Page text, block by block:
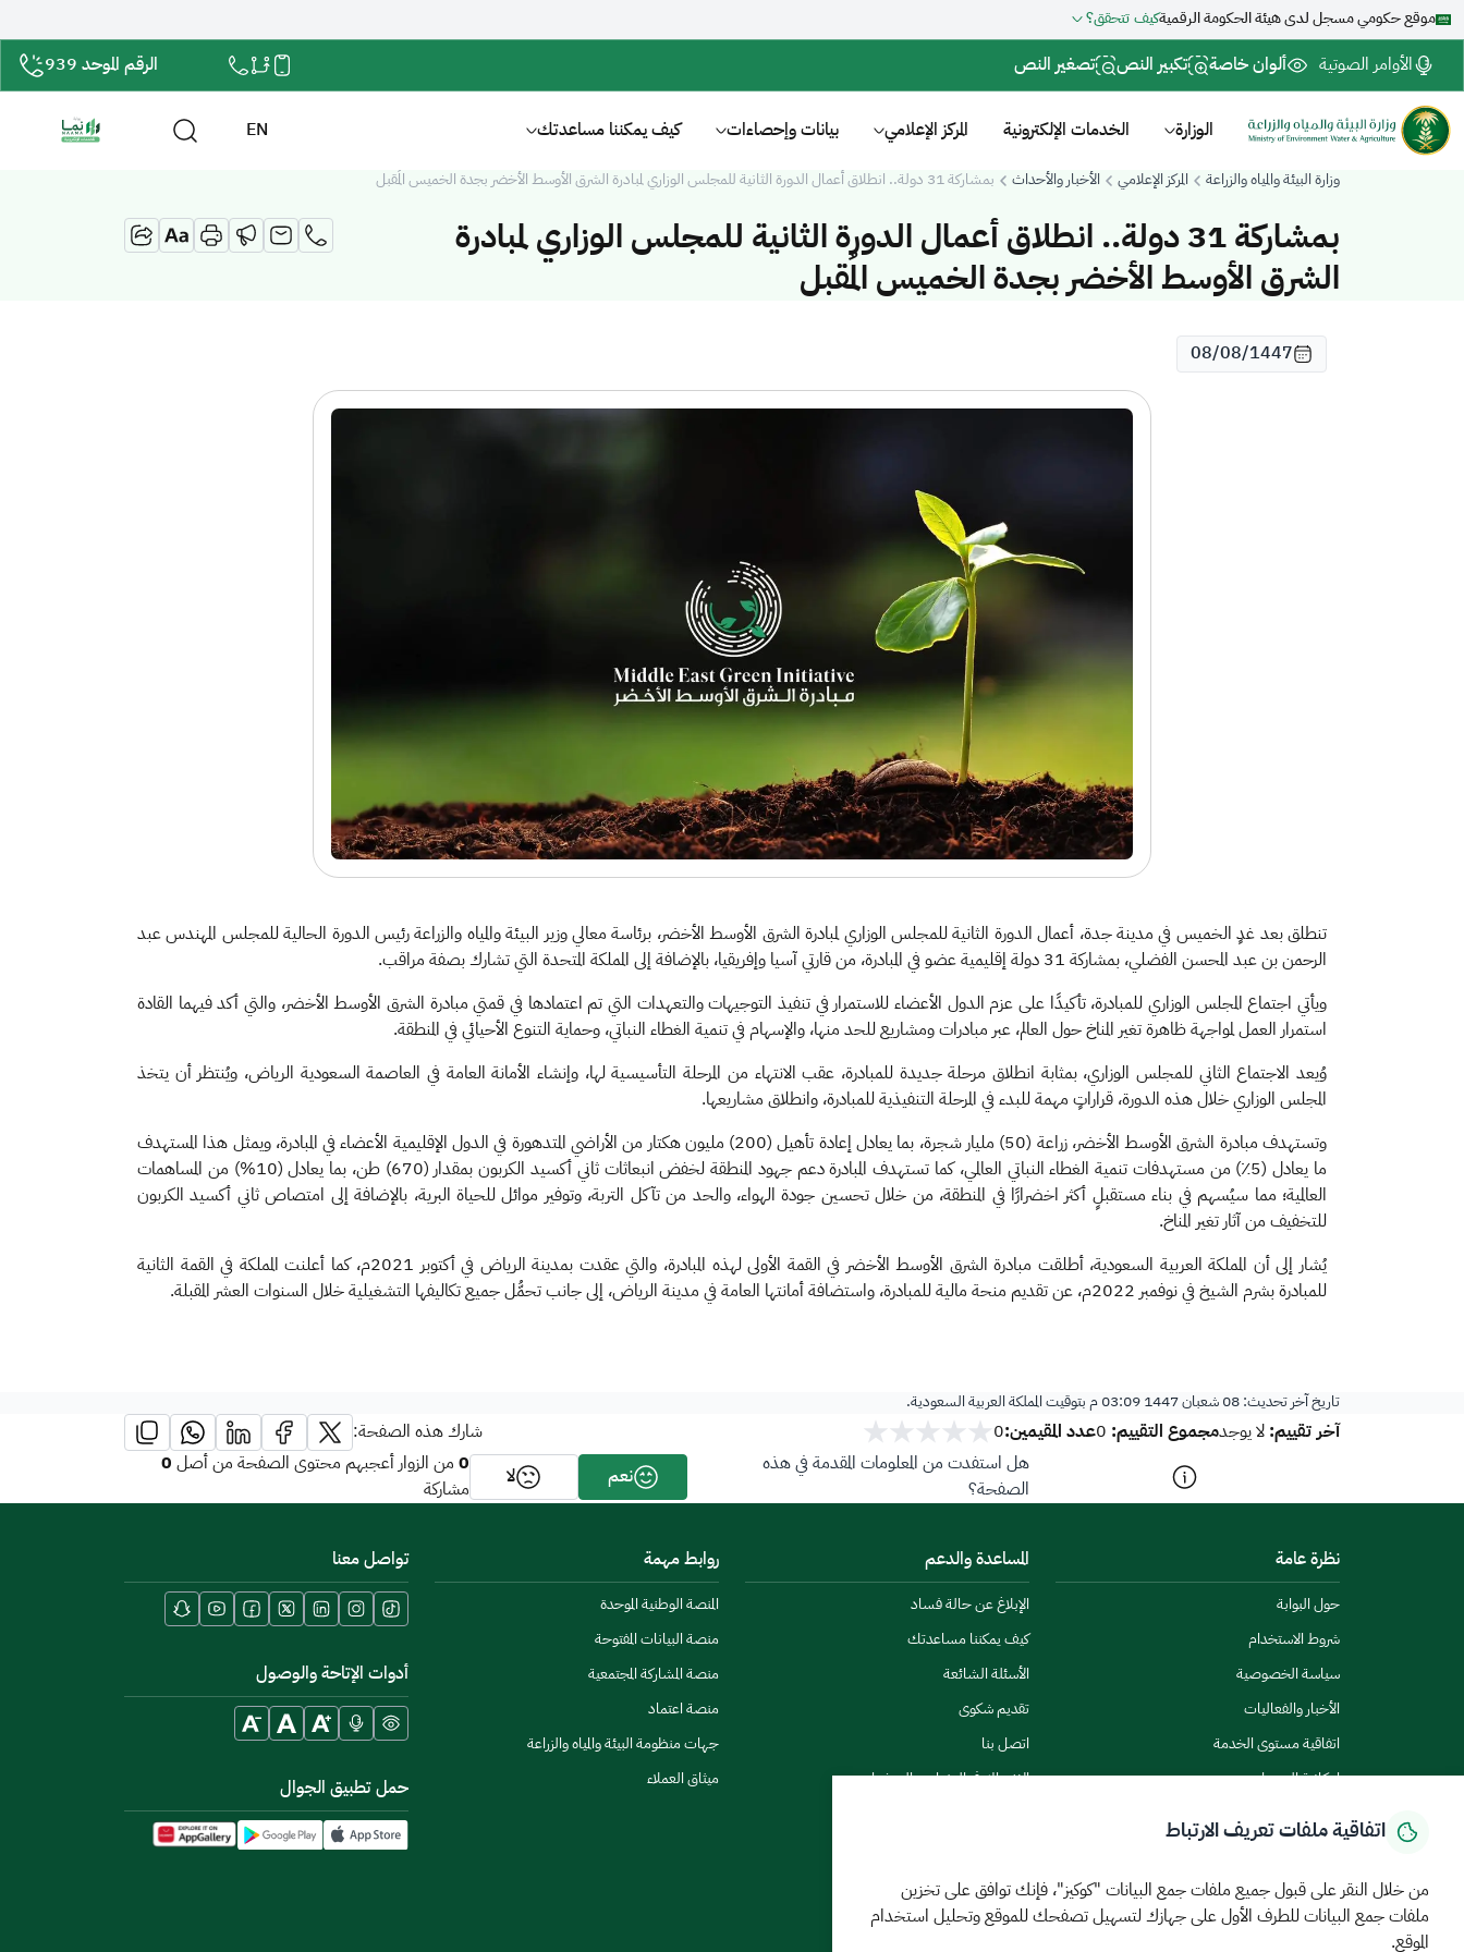
موقع حكومي مسجل لدى هيئة الحكومة الرقميةكيف تتحقق؟
الأوامر الصوتية ألوان خاصة تكبير النص تصغير النص الرقم الموحد 939
الوزارة الخدمات الإلكترونية المركز الإعلامي بيانات وإحصاءات كيف يمكننا مساعدتك EN
وزارة البيئة والمياه والزراعة المركز الإعلامي الأخبار والأحداث بمشاركة 31 دولة.. انطلاق أعمال الدورة الثانية للمجلس الوزاري لمبادرة الشرق الأوسط الأخضر بجدة الخميس المُقبل
بمشاركة 31 دولة.. انطلاق أعمال الدورة الثانية للمجلس الوزاري لمبادرة
الشرق الأوسط الأخضر بجدة الخميس المُقبل
08/08/1447
تنطلق بعد غدٍ الخميس في مدينة جدة، أعمال الدورة الثانية للمجلس الوزاري لمبادرة الشرق الأوسط الأخضر، برئاسة معالي وزير البيئة والمياه والزراعة رئيس الدورة الحالية للمجلس المهندس عبد
الرحمن بن عبد المحسن الفضلي، بمشاركة 31 دولة إقليمية عضو في المبادرة، من قارتي آسيا وإفريقيا، بالإضافة إلى المملكة المتحدة التي تشارك بصفة مراقب.
ويأتي اجتماع المجلس الوزاري للمبادرة، تأكيدًا على عزم الدول الأعضاء للاستمرار في تنفيذ التوجيهات والتعهدات التي تم اعتمادها في قمتي مبادرة الشرق الأوسط الأخضر، والتي أكد فيهما القادة
استمرار العمل لمواجهة ظاهرة تغير المناخ حول العالم، عبر مبادرات ومشاريع للحد منها، والإسهام في تنمية الغطاء النباتي، وحماية التنوع الأحيائي في المنطقة.
وُيعد الاجتماع الثاني للمجلس الوزاري، بمثابة انطلاق مرحلة جديدة للمبادرة، عقب الانتهاء من المرحلة التأسيسية لها، وإنشاء الأمانة العامة في العاصمة السعودية الرياض، ويُنتظر أن يتخذ
المجلس الوزاري خلال هذه الدورة، قراراتٍ مهمة للبدء في المرحلة التنفيذية للمبادرة، وانطلاق مشاريعها.
وتستهدف مبادرة الشرق الأوسط الأخضر، زراعة (50) مليار شجرة، بما يعادل إعادة تأهيل (200) مليون هكتار من الأراضي المتدهورة في الدول الإقليمية الأعضاء في المبادرة، ويمثل هذا المستهدف
ما يعادل (5٪) من مستهدفات تنمية الغطاء النباتي العالمي، كما تستهدف المبادرة دعم جهود المنطقة لخفض انبعاثات ثاني أكسيد الكربون بمقدار (670) طن، بما يعادل (10%) من المساهمات
العالمية؛ مما سيُسهم في بناء مستقبلٍ أكثر اخضرارًا في المنطقة، من خلال تحسين جودة الهواء، والحد من تآكل التربة، وتوفير موائل للحياة البرية، بالإضافة إلى امتصاص ثاني أكسيد الكربون
للتخفيف من آثار تغير المناخ.
يُشار إلى أن المملكة العربية السعودية، أطلقت مبادرة الشرق الأوسط الأخضر في القمة الأولى لهذه المبادرة، والتي عقدت بمدينة الرياض في أكتوبر 2021م، كما أعلنت المملكة في القمة الثانية
للمبادرة بشرم الشيخ في نوفمبر 2022م، عن تقديم منحة مالية للمبادرة، واستضافة أمانتها العامة في مدينة الرياض، إلى جانب تحمُّل جميع تكاليفها التشغيلية خلال السنوات العشر المقبلة.
تاريخ آخر تحديث:08 شعبان 1447 03:09 م بتوقيت المملكة العربية السعودية.
آخر تقييم:لا يوجدمجموع التقييم: 0عدد المقيمين:0
شارك هذه الصفحة:
هل استفدت من المعلومات المقدمة في هذه
الصفحة؟
نعم لا 0من الزوار أعجبهم محتوى الصفحة من أصل0
مشاركة
نظرة عامة
حول البوابة
شروط الاستخدام
سياسة الخصوصية
الأخبار والفعاليات
اتفاقية مستوى الخدمة
إمكانية الوصول
المساعدة والدعم
الإبلاغ عن حالة فساد
كيف يمكننا مساعدتك
الأسئلة الشائعة
تقديم شكوى
اتصل بنا
الاشتراك في النشرات والتحذيرات
روابط مهمة
المنصة الوطنية الموحدة
منصة البيانات المفتوحة
منصة المشاركة المجتمعية
منصة اعتماد
جهات منظومة البيئة والمياه والزراعة
ميثاق العملاء
تواصل معنا
أدوات الإتاحة والوصول
حمل تطبيق الجوال
اتفاقية ملفات تعريف الارتباط
من خلال النقر على قبول جميع ملفات جمع البيانات "كوكيز"، فإنك توافق على تخزين
ملفات جمع البيانات للطرف الأول على جهازك لتسهيل تصفحك للموقع وتحليل استخدام
الموقع.